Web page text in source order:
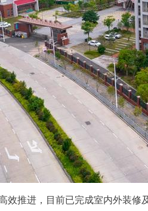
效推进，目前已完成室内外装